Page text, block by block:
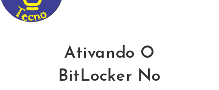
Ativando O
BitLocker No